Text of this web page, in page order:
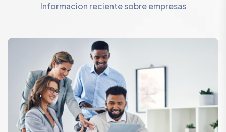
Informacion reciente sobre empresas